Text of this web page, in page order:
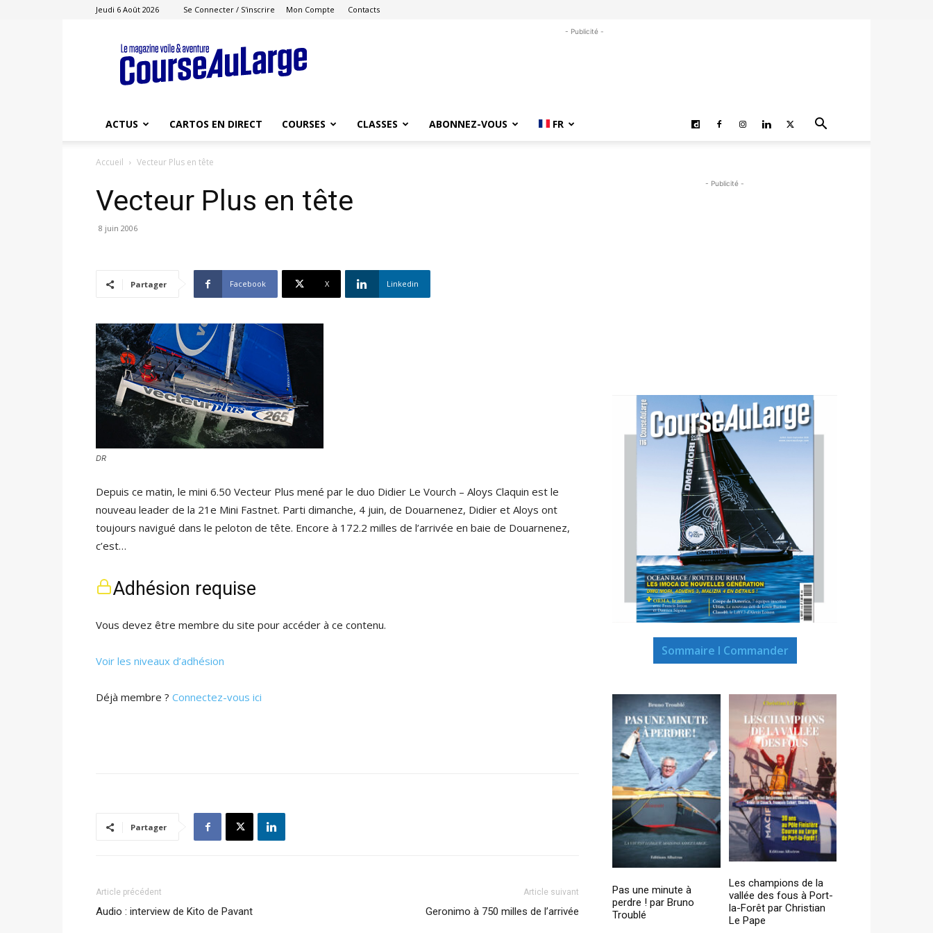
Jeudi 6 Août 2026 Se Connecter / S'inscrire Mon Compte Contacts
Course
au
Large
- Publicité -
ACTUS CARTOS EN DIRECT COURSES CLASSES ABONNEZ-VOUS FR
Accueil Vecteur Plus en tête
Vecteur Plus en tête
8 juin 2006
Partager Facebook X Linkedin
DR
Depuis ce matin, le mini 6.50 Vecteur Plus mené par le duo Didier Le Vourch – Aloys Claquin est le
nouveau leader de la 21e Mini Fastnet. Parti dimanche, 4 juin, de Douarnenez, Didier et Aloys ont
toujours navigué dans le peloton de tête. Encore à 172.2 milles de l’arrivée en baie de Douarnenez,
c’est…
Adhésion requise
Vous devez être membre du site pour accéder à ce contenu.
Voir les niveaux d’adhésion
Déjà membre ? Connectez-vous ici
Partager
Article précédent
Audio : interview de Kito de Pavant
Article suivant
Geronimo à 750 milles de l’arrivée
- Publicité -
Sommaire I Commander
Pas une minute à
perdre ! par Bruno
Troublé
Les champions de la
vallée des fous à Port-
la-Forêt par Christian
Le Pape